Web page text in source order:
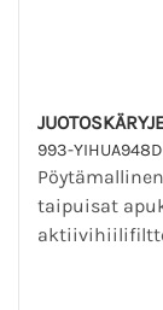
993-
taipuisat